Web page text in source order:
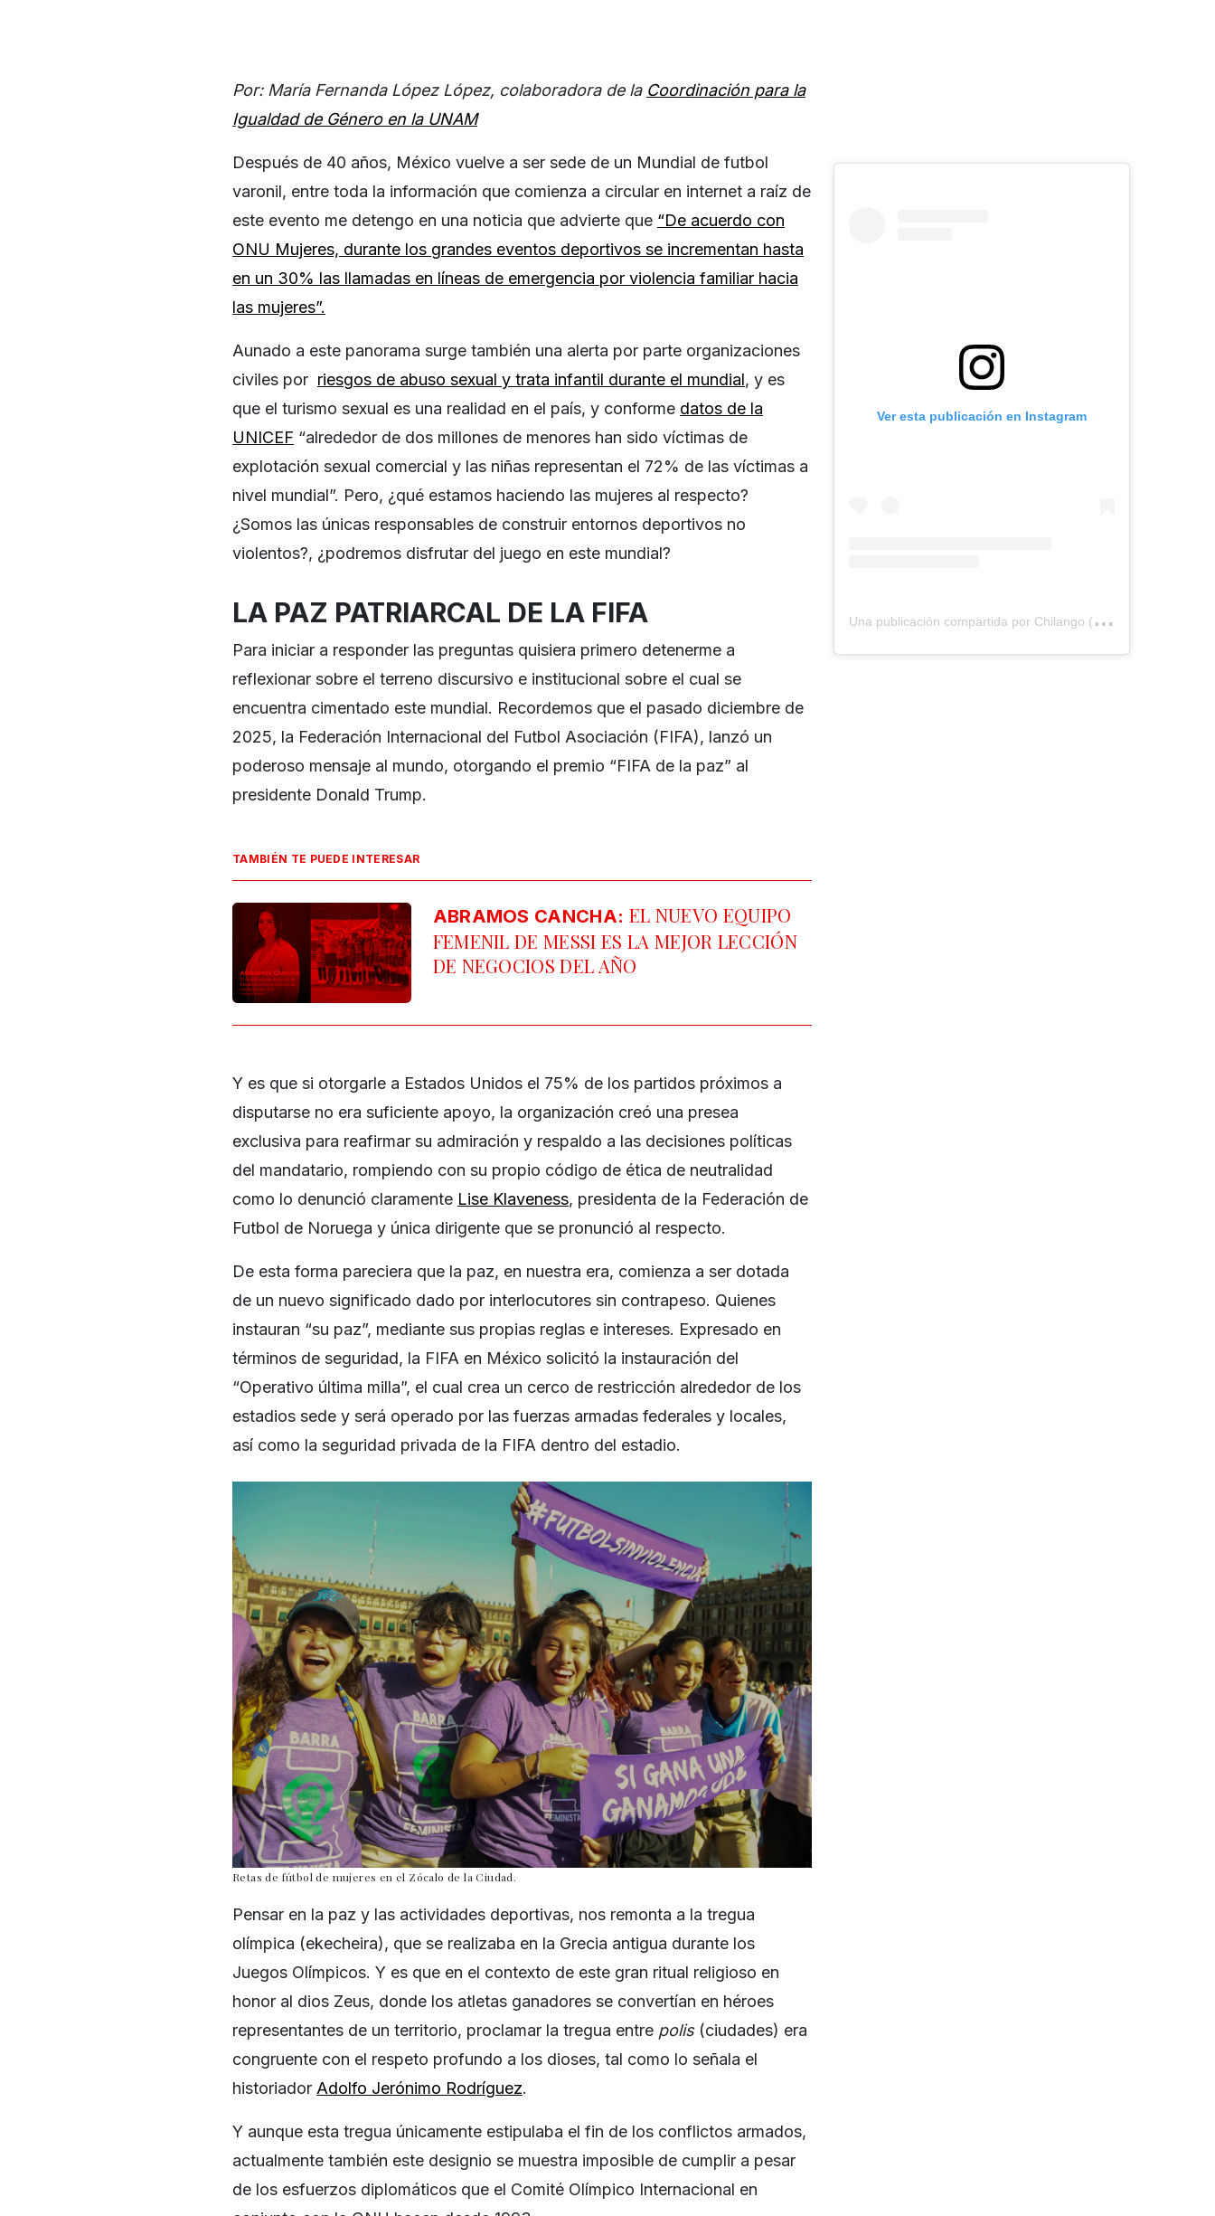
Por: María Fernanda López López, colaboradora de la Coordinación para la
Igualdad de Género en la UNAM
Después de 40 años, México vuelve a ser sede de un Mundial de futbol
varonil, entre toda la información que comienza a circular en internet a raíz de
este evento me detengo en una noticia que advierte que “De acuerdo con
ONU Mujeres, durante los grandes eventos deportivos se incrementan hasta
en un 30% las llamadas en líneas de emergencia por violencia familiar hacia
las mujeres”.
Aunado a este panorama surge también una alerta por parte organizaciones
civiles por riesgos de abuso sexual y trata infantil durante el mundial, y es
que el turismo sexual es una realidad en el país, y conforme datos de la
UNICEF “alrededor de dos millones de menores han sido víctimas de
explotación sexual comercial y las niñas representan el 72% de las víctimas a
nivel mundial”. Pero, ¿qué estamos haciendo las mujeres al respecto?
¿Somos las únicas responsables de construir entornos deportivos no
violentos?, ¿podremos disfrutar del juego en este mundial?
LA PAZ PATRIARCAL DE LA FIFA
Para iniciar a responder las preguntas quisiera primero detenerme a
reflexionar sobre el terreno discursivo e institucional sobre el cual se
encuentra cimentado este mundial. Recordemos que el pasado diciembre de
2025, la Federación Internacional del Futbol Asociación (FIFA), lanzó un
poderoso mensaje al mundo, otorgando el premio “FIFA de la paz” al
presidente Donald Trump.
TAMBIÉN TE PUEDE INTERESAR
ABRAMOS CANCHA: EL NUEVO EQUIPO
FEMENIL DE MESSI ES LA MEJOR LECCIÓN
DE NEGOCIOS DEL AÑO
Y es que si otorgarle a Estados Unidos el 75% de los partidos próximos a
disputarse no era suficiente apoyo, la organización creó una presea
exclusiva para reafirmar su admiración y respaldo a las decisiones políticas
del mandatario, rompiendo con su propio código de ética de neutralidad
como lo denunció claramente Lise Klaveness, presidenta de la Federación de
Futbol de Noruega y única dirigente que se pronunció al respecto.
De esta forma pareciera que la paz, en nuestra era, comienza a ser dotada
de un nuevo significado dado por interlocutores sin contrapeso. Quienes
instauran “su paz”, mediante sus propias reglas e intereses. Expresado en
términos de seguridad, la FIFA en México solicitó la instauración del
“Operativo última milla”, el cual crea un cerco de restricción alrededor de los
estadios sede y será operado por las fuerzas armadas federales y locales,
así como la seguridad privada de la FIFA dentro del estadio.
Retas de fútbol de mujeres en el Zócalo de la Ciudad.
Pensar en la paz y las actividades deportivas, nos remonta a la tregua
olímpica (ekecheira), que se realizaba en la Grecia antigua durante los
Juegos Olímpicos. Y es que en el contexto de este gran ritual religioso en
honor al dios Zeus, donde los atletas ganadores se convertían en héroes
representantes de un territorio, proclamar la tregua entre polis(ciudades) era
congruente con el respeto profundo a los dioses, tal como lo señala el
historiador Adolfo Jerónimo Rodríguez.
Y aunque esta tregua únicamente estipulaba el fin de los conflictos armados,
actualmente también este designio se muestra imposible de cumplir a pesar
de los esfuerzos diplomáticos que el Comité Olímpico Internacional en
Ver esta publicación en Instagram
U
na publicación compartida por Chilango (@chilangocom)